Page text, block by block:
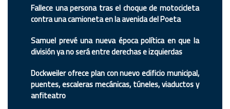
Fallece una persona tras el choque de motocicleta
contra una camioneta en la avenida del Poeta
Samuel prevé una nueva época política en que la
división ya no será entre derechas e izquierdas
Dockweiler ofrece plan con nuevo edificio municipal,
puentes, escaleras mecánicas, túneles, viaductos y
anfiteatro